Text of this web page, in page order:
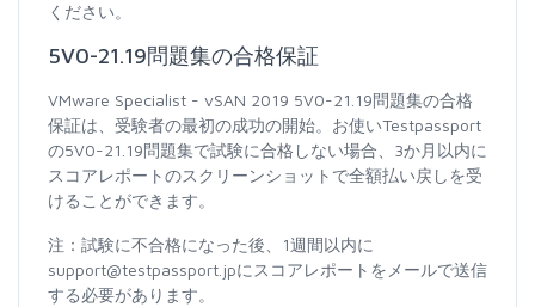
ください。
5V0-21.19問題集の合格保証
VMware Specialist - vSAN 2019 5V0-21.19問題集の合格
保証は、受験者の最初の成功の開始。お使いTestpassport
の5V0-21.19問題集で試験に合格しない場合、3か月以内に
スコアレポートのスクリーンショットで全額払い戻しを受
けることができます。
注：試験に不合格になった後、1週間以内に
support@testpassport.jpにスコアレポートをメールで送信
する必要があります。